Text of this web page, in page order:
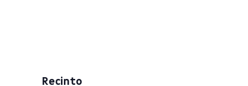
Recinto